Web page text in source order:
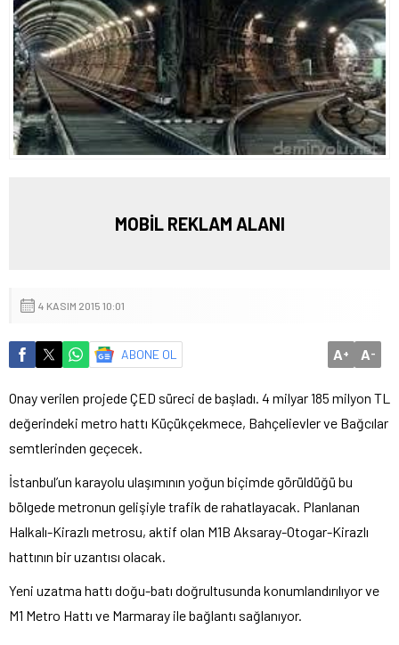
MOBİL REKLAM ALANI
4 KASIM 2015 10:01
ABONE OL A+ A-
Onay verilen projede ÇED süreci de başladı. 4 milyar 185 milyon TL
değerindeki metro hattı Küçükçekmece, Bahçelievler ve Bağcılar
semtlerinden geçecek.
İstanbul’un karayolu ulaşımının yoğun biçimde görüldüğü bu
bölgede metronun gelişiyle trafik de rahatlayacak. Planlanan
Halkalı-Kirazlı metrosu, aktif olan M1B Aksaray-Otogar-Kirazlı
hattının bir uzantısı olacak.
Yeni uzatma hattı doğu-batı doğrultusunda konumlandırılıyor ve
M1 Metro Hattı ve Marmaray ile bağlantı sağlanıyor.